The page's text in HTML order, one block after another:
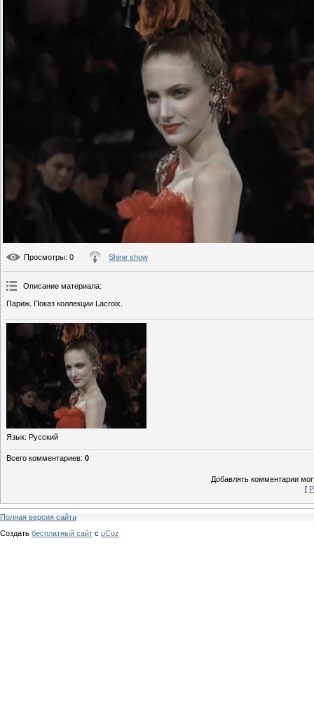
Просмотры: 0 Shine show
Описание материала:
Париж. Показ коллекции Lacroix.
Язык: Русский
Всего комментариев: 0
Добавлять комментарии
[
Полная версия сайта
Создать бесплатный сайт с uCoz